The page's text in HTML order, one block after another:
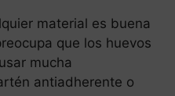
material es buena
que los huevos
mucha
antiadherente o